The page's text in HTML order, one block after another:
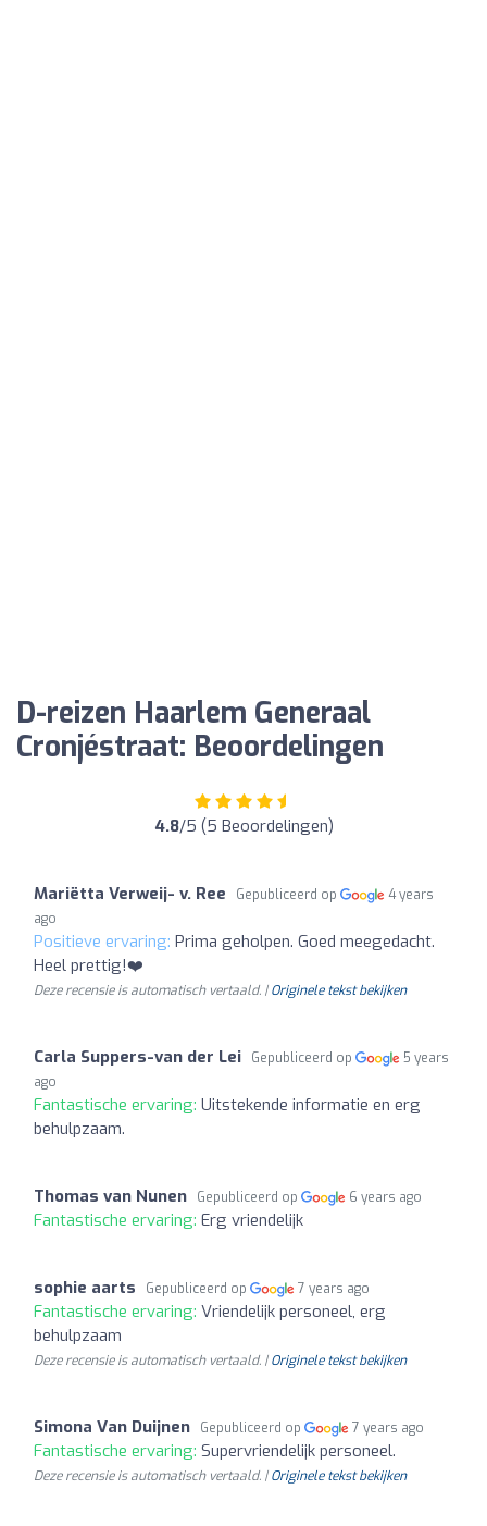
D-reizen Haarlem Generaal
Cronjéstraat: Beoordelingen
4.8/5 (5 Beoordelingen)
Mariëtta Verweij- v. Ree Gepubliceerd op
4 years
ago
Positieve ervaring: Prima geholpen. Goed meegedacht.
Heel prettig!❤️
Deze recensie is automatisch vertaald. |Originele tekst bekijken
Carla Suppers-van der Lei Gepubliceerd op
5 years
ago
Fantastische ervaring: Uitstekende informatie en erg
behulpzaam.
Thomas van Nunen Gepubliceerd op 6 years ago
Fantastische ervaring: Erg vriendelijk
sophie aarts Gepubliceerd op 7 years ago
Fantastische ervaring: Vriendelijk personeel, erg
behulpzaam
Deze recensie is automatisch vertaald. |Originele tekst bekijken
Simona Van Duijnen Gepubliceerd op 7 years ago
Fantastische ervaring: Supervriendelijk personeel.
Deze recensie is automatisch vertaald. |Originele tekst bekijken